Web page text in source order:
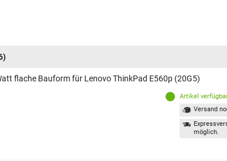
flache Bauform für Lenovo ThinkPad E560p (20G5)
Artikel
Versand
möglich.